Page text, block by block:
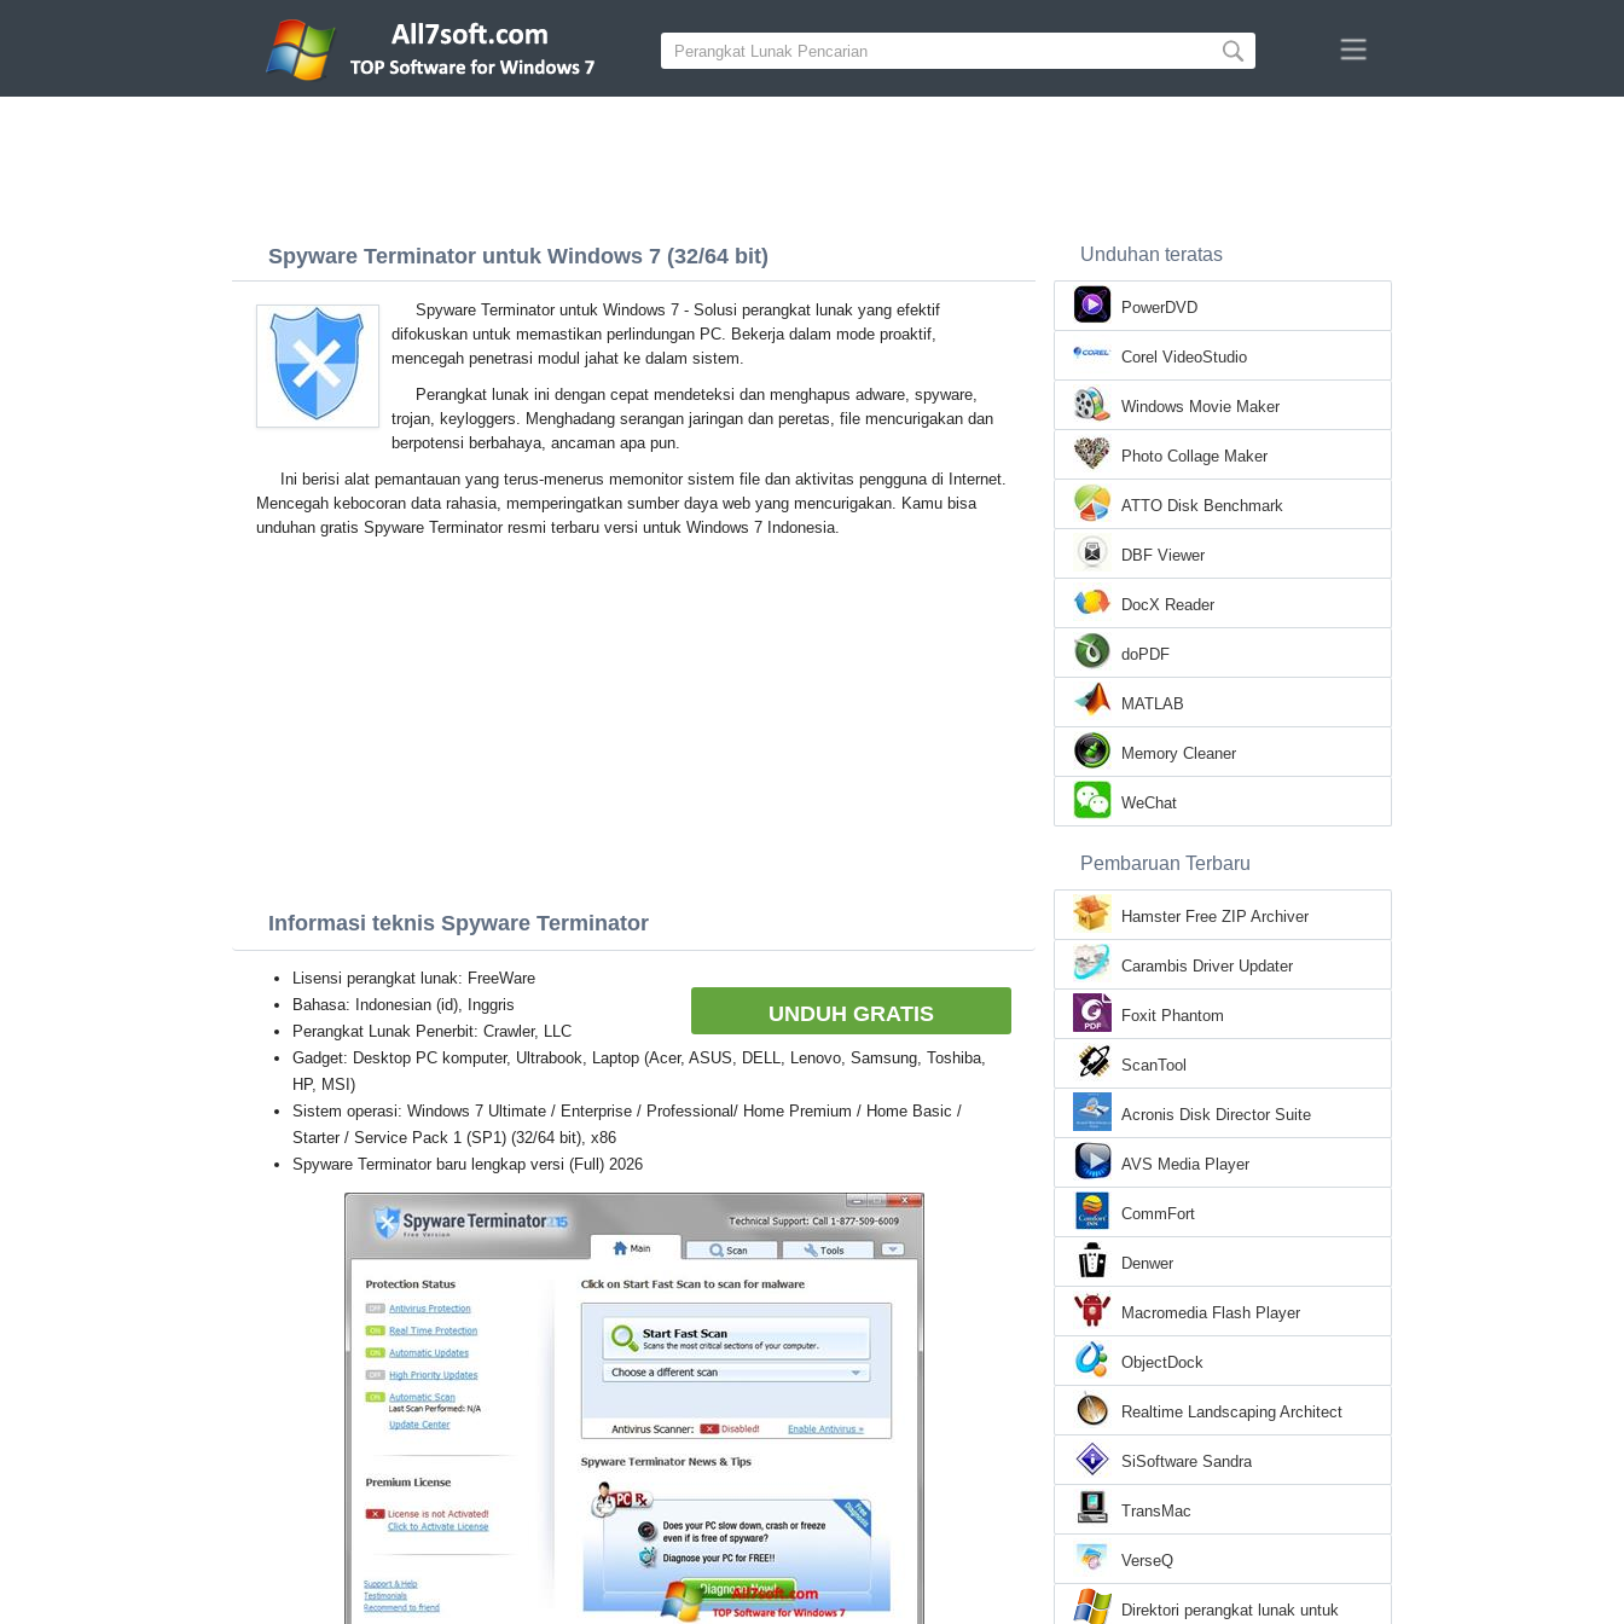
Spyware Terminator untuk Windows 7 (32/64 bit)
Spyware Terminator untuk Windows 7 - Solusi perangkat lunak yang efektif
difokuskan untuk memastikan perlindungan PC. Bekerja dalam mode proaktif,
mencegah penetrasi modul jahat ke dalam sistem.
Perangkat lunak ini dengan cepat mendeteksi dan menghapus adware, spyware,
trojan, keyloggers. Menghadang serangan jaringan dan peretas, file mencurigakan dan
berpotensi berbahaya, ancaman apa pun.
Ini berisi alat pemantauan yang terus-menerus memonitor sistem file dan aktivitas pengguna di Internet.
Mencegah kebocoran data rahasia, memperingatkan sumber daya web yang mencurigakan. Kamu bisa
unduhan gratis Spyware Terminator resmi terbaru versi untuk Windows 7 Indonesia.
Informasi teknis Spyware Terminator
UNDUH GRATIS
Lisensi perangkat lunak: FreeWare
Bahasa: Indonesian (id), Inggris
Perangkat Lunak Penerbit: Crawler, LLC
Gadget: Desktop PC komputer, Ultrabook, Laptop (Acer, ASUS, DELL, Lenovo, Samsung, Toshiba,
HP, MSI)
Sistem operasi: Windows 7 Ultimate / Enterprise / Professional/ Home Premium / Home Basic /
Starter / Service Pack 1 (SP1) (32/64 bit), x86
Spyware Terminator baru lengkap versi (Full) 2026
Unduhan teratas
PowerDVD
Corel VideoStudio
Windows Movie Maker
Photo Collage Maker
ATTO Disk Benchmark
DBF Viewer
DocX Reader
doPDF
MATLAB
Memory Cleaner
WeChat
Pembaruan Terbaru
Hamster Free ZIP Archiver
Carambis Driver Updater
Foxit Phantom
ScanTool
Acronis Disk Director Suite
AVS Media Player
CommFort
Denwer
Macromedia Flash Player
ObjectDock
Realtime Landscaping Architect
SiSoftware Sandra
TransMac
VerseQ
Direktori perangkat lunak untuk